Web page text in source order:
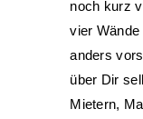
noch kurz
vier
anders
über Dir
Mietern,